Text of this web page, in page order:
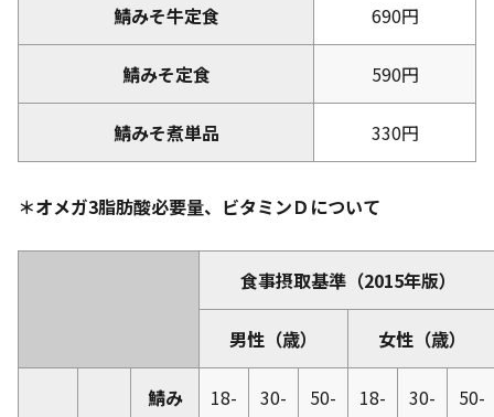
鯖みそ牛定食 690円
鯖みそ定食 590円
鯖みそ煮単品 330円
＊オメガ3脂肪酸必要量、ビタミンＤについて
食事摂取基準（2015年版）
男性（歳） 女性（歳）
鯖み
18-
30-
50-
18-
30-
50-